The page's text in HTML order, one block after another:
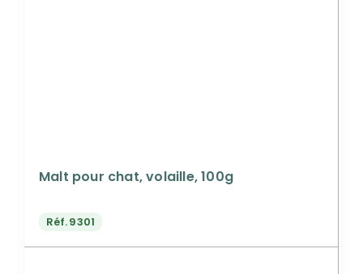
Malt pour chat, volaille, 100g
Réf.9301